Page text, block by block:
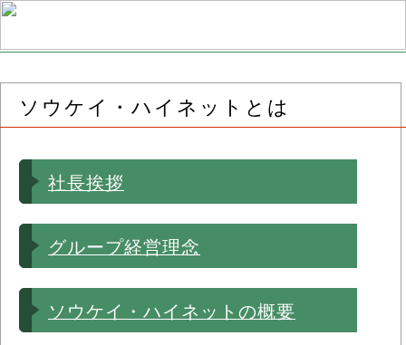
ソウケイ・ハイネットとは
社長挨拶
グループ経営理念
ソウケイ・ハイネットの概要